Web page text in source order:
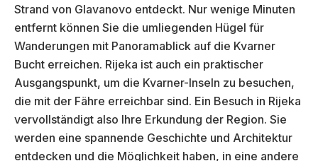
Strand von Glavanovo entdeckt. Nur wenige Minuten
entfernt können Sie die umliegenden Hügel für
Wanderungen mit Panoramablick auf die Kvarner
Bucht erreichen. Rijeka ist auch ein praktischer
Ausgangspunkt, um die Kvarner-Inseln zu besuchen,
die mit der Fähre erreichbar sind. Ein Besuch in Rijeka
vervollständigt also Ihre Erkundung der Region. Sie
werden eine spannende Geschichte und Architektur
entdecken und die Möglichkeit haben, in eine andere